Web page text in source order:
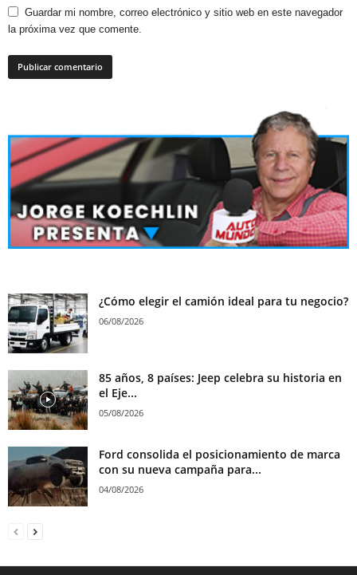
Guardar mi nombre, correo electrónico y sitio web en este navegador
la próxima vez que comente.
¿Cómo elegir el camión ideal para tu negocio?
06/08/2026
85 años, 8 países: Jeep celebra su historia en
el Eje...
05/08/2026
Ford consolida el posicionamiento de marca
con su nueva campaña para...
04/08/2026